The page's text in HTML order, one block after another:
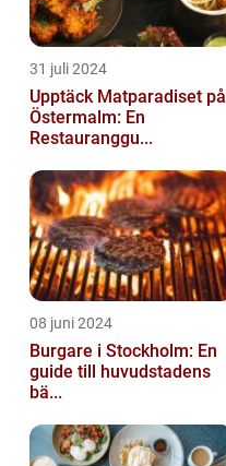
31 juli 2024
Upptäck Matparadiset på
Östermalm: En
Restauranggu...
08 juni 2024
Burgare i Stockholm: En
guide till huvudstadens
bä...